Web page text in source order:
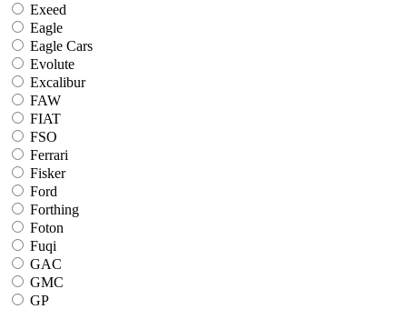
Exeed
Eagle
Eagle Cars
Evolute
Excalibur
FAW
FIAT
FSO
Ferrari
Fisker
Ford
Forthing
Foton
Fuqi
GAC
GMC
GP